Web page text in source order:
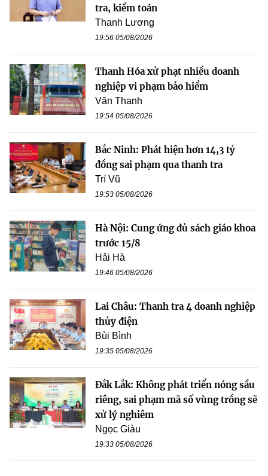
tra, kiểm toán
Thanh Lương
19:56 05/08/2026
Thanh Hóa xử phạt nhiều doanh
nghiệp vi phạm bảo hiểm
Văn Thanh
19:54 05/08/2026
Bắc Ninh: Phát hiện hơn 14,3 tỷ
đồng sai phạm qua thanh tra
Trí Vũ
19:53 05/08/2026
Hà Nội: Cung ứng đủ sách giáo khoa
trước 15/8
Hải Hà
19:46 05/08/2026
Lai Châu: Thanh tra 4 doanh nghiệp
thủy điện
Bùi Bình
19:35 05/08/2026
Đắk Lắk: Không phát triển nóng sầu
riêng, sai phạm mã số vùng trồng sẽ
xử lý nghiêm
Ngọc Giàu
19:33 05/08/2026